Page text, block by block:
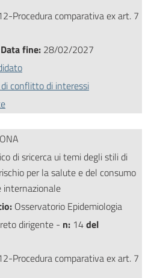
Procedura comparativa ex art. 7
Data fine: 28/02/2027
conflitto di interessi
di sricerca ui temi degli stili di
per la salute e del consumo
internazionale
Osservatorio Epidemiologia
dirigente - n: 14del
Procedura comparativa ex art. 7